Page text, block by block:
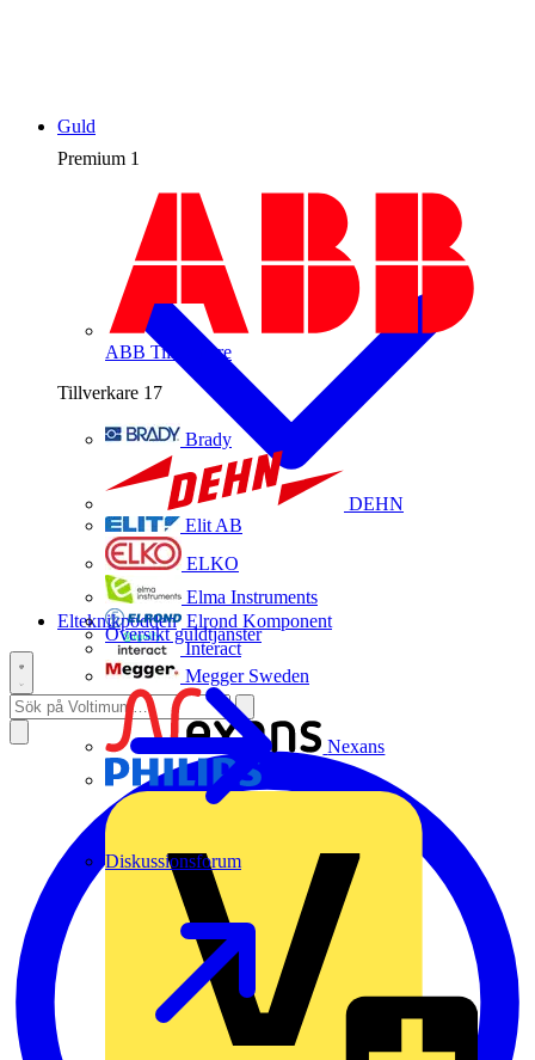
Premium 1
ABB Tillverkare
Tillverkare 17
Brady
DEHN
Elit AB
ELKO
Elma Instruments
Elrond Komponent
Interact
Megger Sweden
Nexans
Guld
Översikt guldtjänster
Diskussionsforum
Elteknikpodden